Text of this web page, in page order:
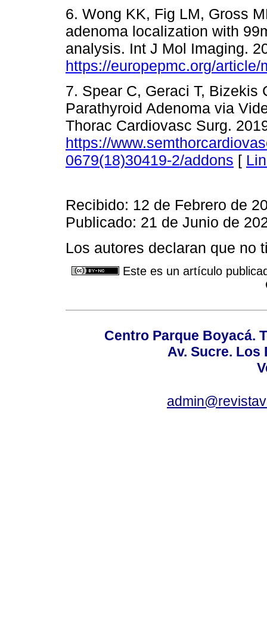
6. Wong KK, Fig LM, Gross
adenoma localization with
analysis. Int J Mol Imaging.
https://europepmc.org/article/
7. Spear C, Geraci T,
Parathyroid Adenoma via
Thorac Cardiovasc Surg.
https://
0679(18)30419-2/addons [
Recibido: 12 de Febrero de
Publicado: 21 de Junio de
Los autores declaran que no
Este es un artículo
Centro Parque Boyacá.
Av. Sucre. Los